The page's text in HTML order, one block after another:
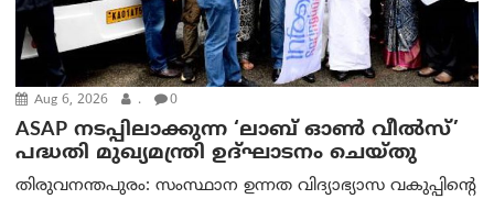
Aug 6, 2026 . 0
ASAP നടപ്പിലാക്കുന്ന ‘ലാബ് ഓൺ വീൽസ്’
പദ്ധതി മുഖ്യമന്ത്രി ഉദ്ഘാടനം ചെയ്തു
തിരുവനന്തപുരം: സംസ്ഥാന ഉന്നത വിദ്യാഭ്യാസ വകുപ്പിന്റെ